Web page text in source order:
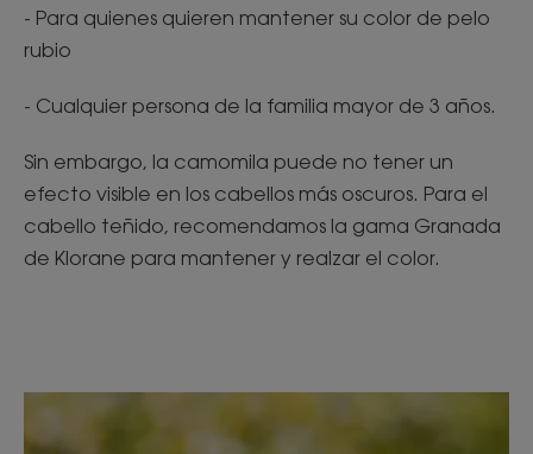
- Para quienes quieren mantener su color de pelo
rubio
- Cualquier persona de la familia mayor de 3 años.
Sin embargo, la camomila puede no tener un
efecto visible en los cabellos más oscuros. Para el
cabello teñido, recomendamos la gama Granada
de Klorane para mantener y realzar el color.